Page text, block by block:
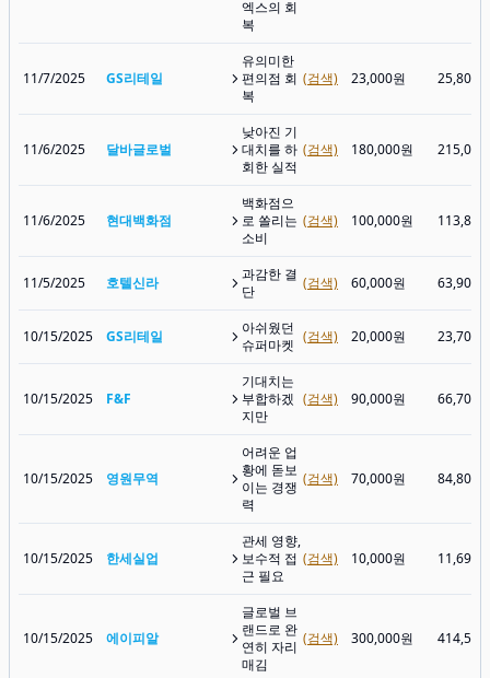
엑스의 회
복
11/7/2025 GS리테일
유의미한
편의점 회
복
(검색) 23,000원 25,800
11/6/2025 달바글로벌
낮아진 기
대치를 하
회한 실적
(검색) 180,000원 215,000
11/6/2025 현대백화점
백화점으
로 쏠리는
소비
(검색) 100,000원 113,800
11/5/2025 호텔신라
과감한 결
단
(검색) 60,000원 63,900
10/15/2025 GS리테일
아쉬웠던
슈퍼마켓 (검색) 20,000원 23,700
10/15/2025 F&F
기대치는
부합하겠
지만
(검색) 90,000원 66,700
10/15/2025 영원무역
어려운 업
황에 돋보
이는 경쟁
력
(검색) 70,000원 84,800
10/15/2025 한세실업
관세 영향,
보수적 접
근 필요
(검색) 10,000원 11,690
10/15/2025 에이피알
글로벌 브
랜드로 완
연히 자리
매김
(검색) 300,000원 414,500